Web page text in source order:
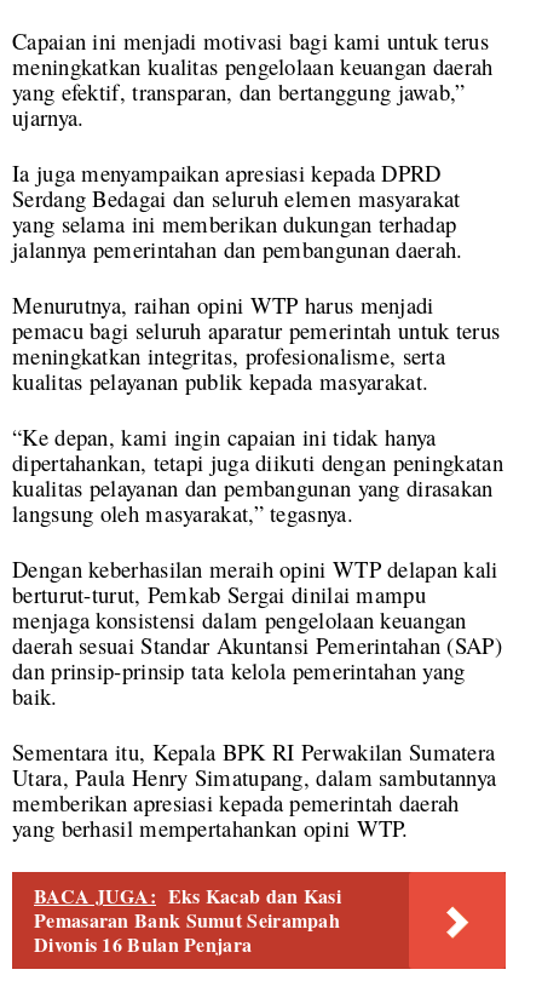
Capaian ini menjadi motivasi bagi kami untuk terus
meningkatkan kualitas pengelolaan keuangan daerah
yang efektif, transparan, dan bertanggung jawab,”
ujarnya.
Ia juga menyampaikan apresiasi kepada DPRD
Serdang Bedagai dan seluruh elemen masyarakat
yang selama ini memberikan dukungan terhadap
jalannya pemerintahan dan pembangunan daerah.
Menurutnya, raihan opini WTP harus menjadi
pemacu bagi seluruh aparatur pemerintah untuk terus
meningkatkan integritas, profesionalisme, serta
kualitas pelayanan publik kepada masyarakat.
“Ke depan, kami ingin capaian ini tidak hanya
dipertahankan, tetapi juga diikuti dengan peningkatan
kualitas pelayanan dan pembangunan yang dirasakan
langsung oleh masyarakat,” tegasnya.
Dengan keberhasilan meraih opini WTP delapan kali
berturut-turut, Pemkab Sergai dinilai mampu
menjaga konsistensi dalam pengelolaan keuangan
daerah sesuai Standar Akuntansi Pemerintahan (SAP)
dan prinsip-prinsip tata kelola pemerintahan yang
baik.
Sementara itu, Kepala BPK RI Perwakilan Sumatera
Utara, Paula Henry Simatupang, dalam sambutannya
memberikan apresiasi kepada pemerintah daerah
yang berhasil mempertahankan opini WTP.
BACA JUGA: Eks Kacab dan Kasi
Pemasaran Bank Sumut Seirampah
Divonis 16 Bulan Penjara